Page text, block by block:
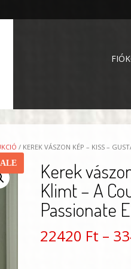
/ KEREK VÁSZON KÉP – KISS –
Kerek
Klimt – A
Passionate
22420 Ft –